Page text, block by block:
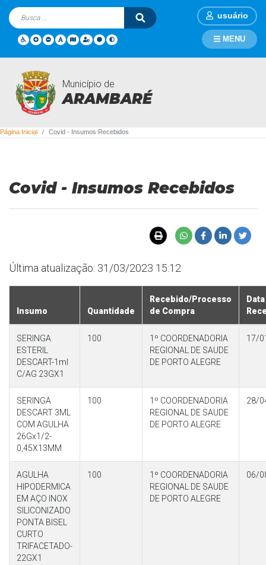
usuário
Município de
ARAMBARÉ
MENU
Covid - Insumos Recebidos
Página Inicial Covid - Insumos Recebidos
Covid - Insumos Recebidos
Última atualização: 31/03/2023 15:12
Insumo Quantidade
Recebido/Processo
de Compra
SERINGA
ESTERIL
DESCART-1ml
C/AG 23GX1
100
1º COORDENADORIA
REGIONAL DE SAUDE
DE PORTO ALEGRE
17/
SERINGA
DESCART 3ML
COM AGULHA
26Gx1/2-
0,45X13MM
100
1º COORDENADORIA
REGIONAL DE SAUDE
DE PORTO ALEGRE
28/
AGULHA
HIPODERMICA
EM AÇO INOX
SILICONIZADO
PONTA BISEL
CURTO
TRIFACETADO-
22GX1
100
1º COORDENADORIA
REGIONAL DE SAUDE
DE PORTO ALEGRE
06/